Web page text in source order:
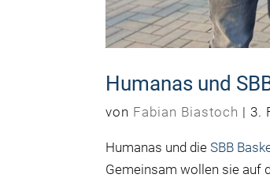
Humanas und
von Fabian Biastoch | 3.
Humanas und dieSBB
Gemeinsam wollen sie auf